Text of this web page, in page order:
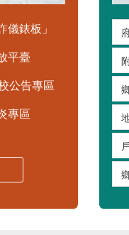
儀錶板」
平臺
公告專區
專區